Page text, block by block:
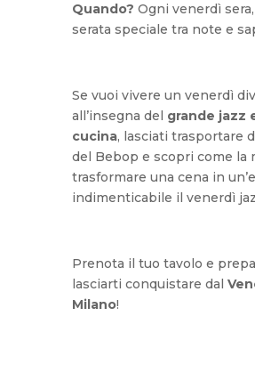
Quando? Ogni venerdì
serata speciale tra note e
Se vuoi vivere un venerdì
all’insegna del grande jazz
cucina, lasciati trasportare
del Bebop e scopri come la
trasformare una cena in
indimenticabile il venerdì
Prenota il tuo tavolo e
lasciarti conquistare dal
Milano!